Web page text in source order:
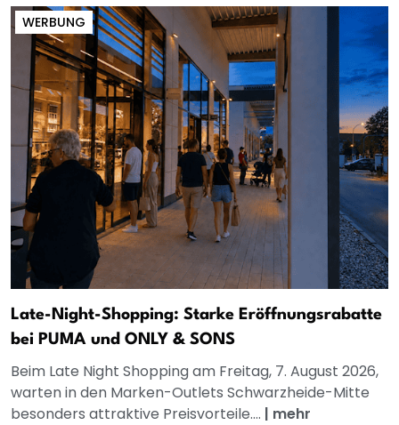
WERBUNG
Late-Night-Shopping: Starke Eröffnungsrabatte
bei PUMA und ONLY & SONS
Beim Late Night Shopping am Freitag, 7. August 2026,
warten in den Marken-Outlets Schwarzheide-Mitte
besonders attraktive Preisvorteile.... | mehr